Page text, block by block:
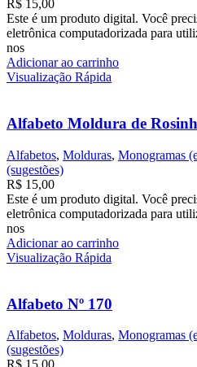
R$ 15,00
Este é um produto digital. Você
eletrônica computadorizada para
nos
Adicionar ao carrinho
Visualização Rápida
Alfabeto Moldura de
Alfabetos, Molduras, Monogramas
(sugestões)
R$ 15,00
Este é um produto digital. Você
eletrônica computadorizada para
nos
Adicionar ao carrinho
Visualização Rápida
Alfabeto Nº 170
Alfabetos, Molduras, Monogramas
(sugestões)